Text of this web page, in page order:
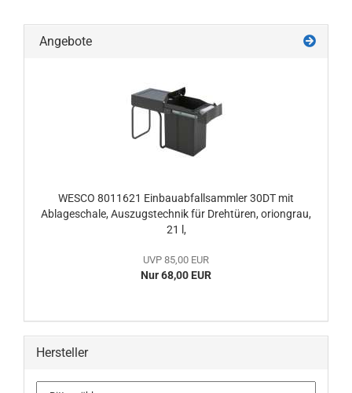
Angebote
WESCO 8011621 Einbauabfallsammler 30DT mit
Ablageschale, Auszugstechnik für Drehtüren, oriongrau,
21 l,
UVP 85,00 EUR
Nur 68,00 EUR
Hersteller